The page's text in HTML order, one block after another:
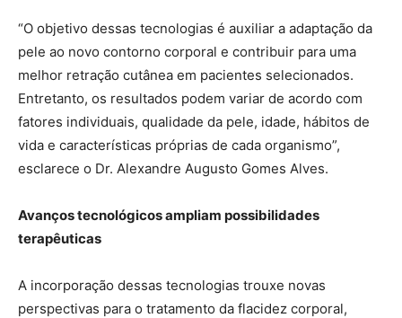
“O objetivo dessas tecnologias é auxiliar a adaptação da
pele ao novo contorno corporal e contribuir para uma
melhor retração cutânea em pacientes selecionados.
Entretanto, os resultados podem variar de acordo com
fatores individuais, qualidade da pele, idade, hábitos de
vida e características próprias de cada organismo”,
esclarece o Dr. Alexandre Augusto Gomes Alves.
Avanços tecnológicos ampliam possibilidades
terapêuticas
A incorporação dessas tecnologias trouxe novas
perspectivas para o tratamento da flacidez corporal,